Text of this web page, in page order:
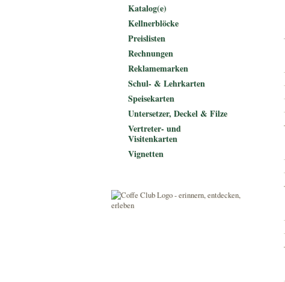
Katalog(e)
Kellnerblöcke
Preislisten
Rechnungen
Reklamemarken
Schul- & Lehrkarten
Speisekarten
Untersetzer, Deckel & Filze
Vertreter- und
Visitenkarten
Vignetten